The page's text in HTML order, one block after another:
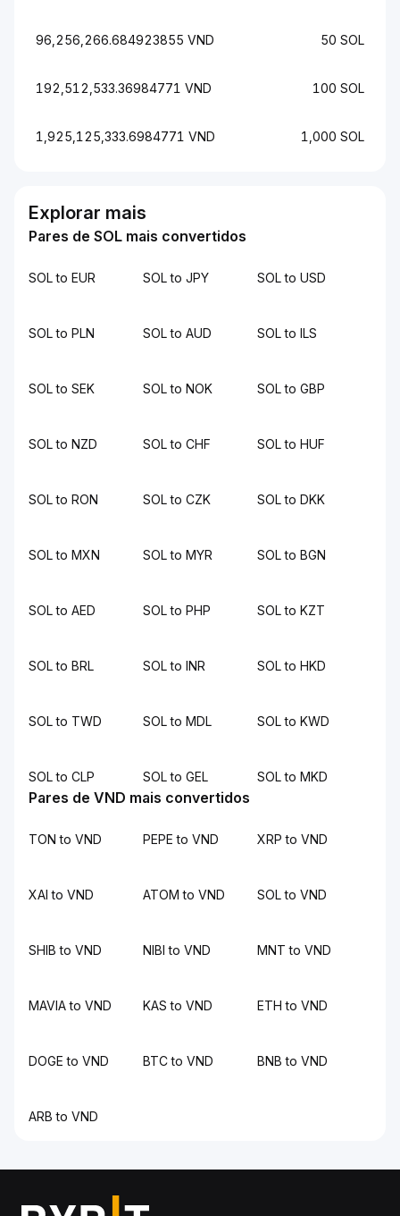
96,256,266.684923855 VND 50 SOL
192,512,533.36984771 VND 100 SOL
1,925,125,333.6984771 VND 1,000 SOL
Explorar mais
Pares de SOL mais convertidos
SOL to EUR SOL to JPY SOL to USD
SOL to PLN SOL to AUD SOL to ILS
SOL to SEK SOL to NOK SOL to GBP
SOL to NZD SOL to CHF SOL to HUF
SOL to RON SOL to CZK SOL to DKK
SOL to MXN SOL to MYR SOL to BGN
SOL to AED SOL to PHP SOL to KZT
SOL to BRL SOL to INR SOL to HKD
SOL to TWD SOL to MDL SOL to KWD
SOL to CLP SOL to GEL SOL to MKD
Pares de VND mais convertidos
TON to VND PEPE to VND XRP to VND
XAI to VND ATOM to VND SOL to VND
SHIB to VND NIBI to VND MNT to VND
MAVIA to VND KAS to VND ETH to VND
DOGE to VND BTC to VND BNB to VND
ARB to VND